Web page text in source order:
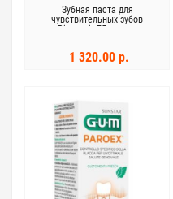
Зубная паста для
чувствительных зубов
Biorepair 75 мл для
1 320.00 р.